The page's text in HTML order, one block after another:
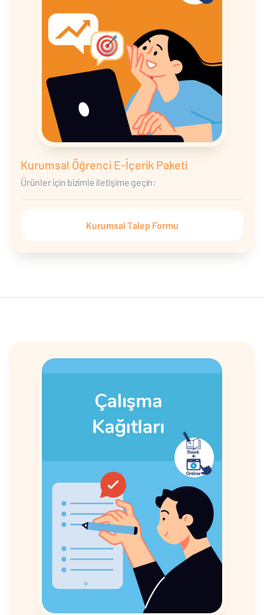
Kurumsal Öğrenci E-İçerik Paketi
Ürünler için bizimle iletişime geçin:
Kurumsal Talep Formu